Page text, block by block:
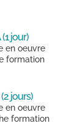
jour)
en oeuvre
formation
jours)
en oeuvre
formation